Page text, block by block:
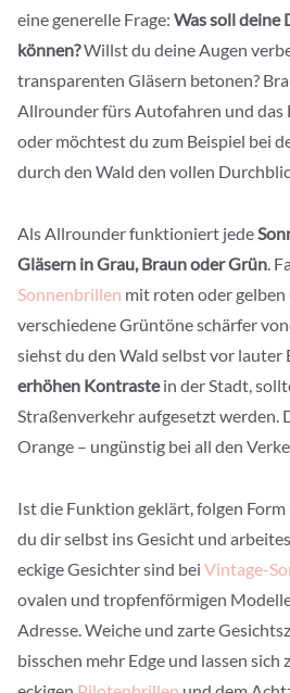
eine generelle Frage: Was soll deine
können?Willst du deine Augen
transparenten Gläsern betonen?
Allrounder fürs Autofahren und das
oder möchtest du zum Beispiel bei
durch den Wald den vollen
Als Allrounder funktioniert jede
Gläsern in Grau, Braun oder Grün.
Sonnenbrillen mit roten oder gelben
verschiedene Grüntöne schärfer
siehst du den Wald selbst vor lauter
erhöhen Kontrastein der Stadt,
Straßenverkehr aufgesetzt werden.
Orange – ungünstig bei all den
Ist die Funktion geklärt, folgen
du dir selbst ins Gesicht und
eckige Gesichter sind bei Vintage-
ovalen und tropfenförmigen
Adresse. Weiche und zarte
bisschen mehr Edge und lassen